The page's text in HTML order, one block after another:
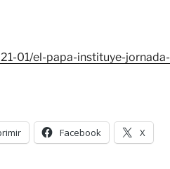
01/el-papa-instituye-
Facebook X